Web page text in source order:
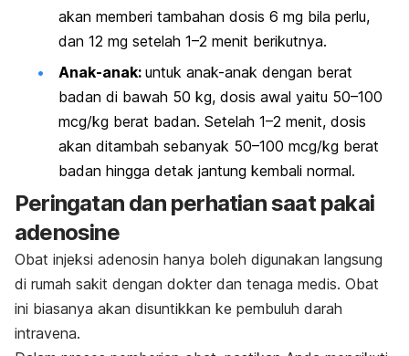
akan memberi tambahan dosis 6 mg bila perlu,
dan 12 mg setelah 1–2 menit berikutnya.
Anak-anak: untuk anak-anak dengan berat
badan di bawah 50 kg, dosis awal yaitu 50–100
mcg/kg berat badan. Setelah 1–2 menit, dosis
akan ditambah sebanyak 50–100 mcg/kg berat
badan hingga detak jantung kembali normal.
Peringatan dan perhatian saat pakai
adenosine
Obat injeksi adenosin hanya boleh digunakan langsung
di rumah sakit dengan dokter dan tenaga medis. Obat
ini biasanya akan disuntikkan ke pembuluh darah
intravena.